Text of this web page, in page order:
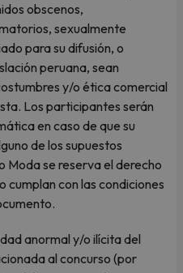
obscenos,
sexualmente
para su difusión, o
peruana, sean
y/o ética comercial
Los participantes serán
en caso de que su
de los supuestos
Moda se reserva el derecho
cumplan con las condiciones
anormal y/o ilícita del
al concurso (por